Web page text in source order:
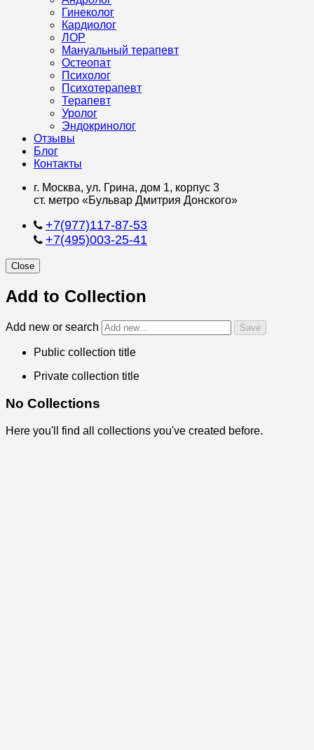
Гинеколог
Кардиолог
ЛОР
Мануальный терапевт
Остеопат
Психолог
Психотерапевт
Терапевт
Уролог
Эндокринолог
Отзывы
Блог
Контакты
г. Москва, ул. Грина, дом 1, корпус 3
ст. метро «Бульвар Дмитрия Донского»
+7(977)117-87-53
+7(495)003-25-41
Close
Add to Collection
Add new or search
Public collection title
Private collection title
No Collections
Here you'll find all collections you've created before.